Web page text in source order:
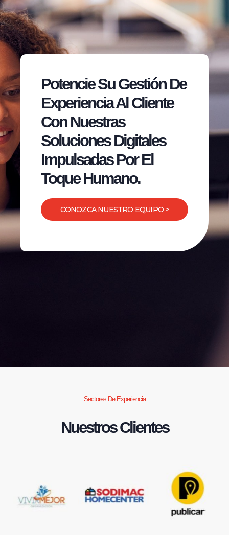
Potencie Su Gestión De
Experiencia Al Cliente
Con Nuestras
Soluciones Digitales
Impulsadas Por El
Toque Humano.
CONOZCA NUESTRO EQUIPO >
Sectores De Experiencia
Nuestros Clientes